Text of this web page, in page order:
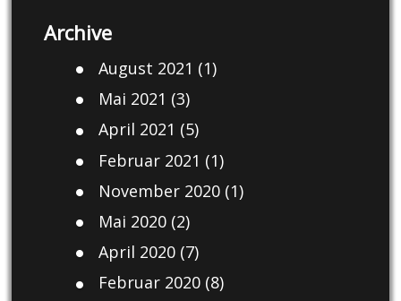
Archive
August 2021 (1)
Mai 2021 (3)
April 2021 (5)
Februar 2021 (1)
November 2020(1)
Mai 2020(2)
April 2020(7)
Februar 2020(8)